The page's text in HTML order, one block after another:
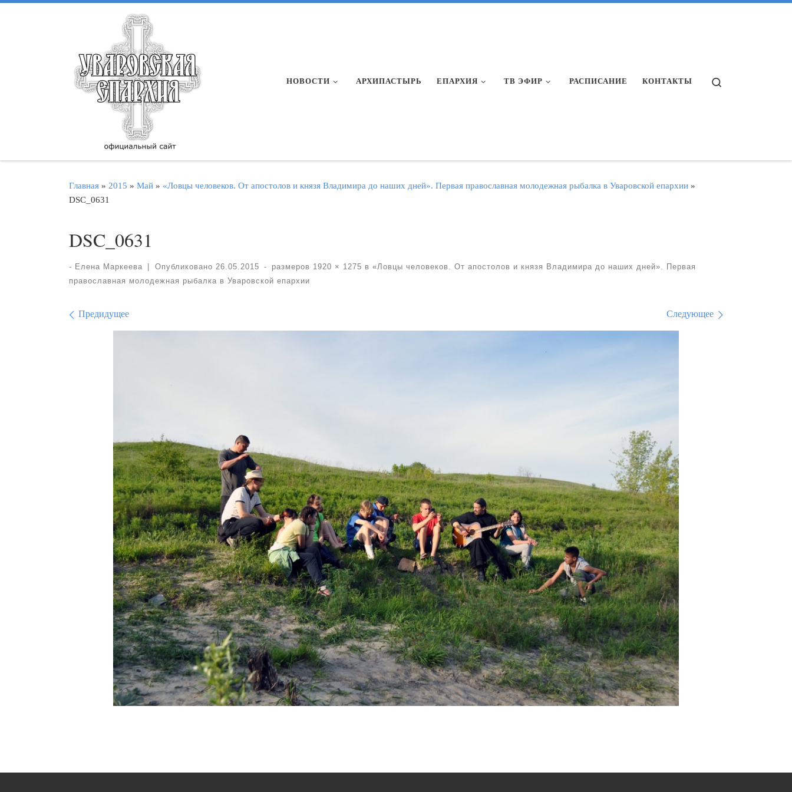
НОВОСТИ АРХИПАСТЫРЬ ЕПАРХИЯ ТВ ЭФИР РАСПИСАНИЕ КОНТАКТЫ
Главная » 2015 » Май » «Ловцы человеков. От апостолов и князя Владимира до наших дней». Первая православная молодежная рыбалка в Уваровской епархии »
DSC_0631
DSC_0631
- Елена Маркеева Опубликовано 26.05.2015 - размеров 1920 × 1275 в «Ловцы человеков. От апостолов и князя Владимира до наших дней». Первая
православная молодежная рыбалка в Уваровской епархии
Навигация по изображениям
Предидущее Следующее